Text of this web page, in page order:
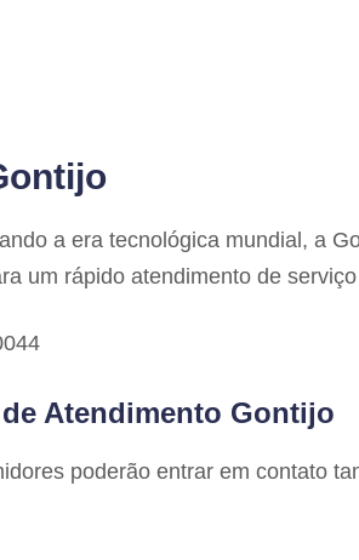
a era tecnológica mundial, a
um rápido atendimento de
Atendimento Gontijo
poderão entrar em contato